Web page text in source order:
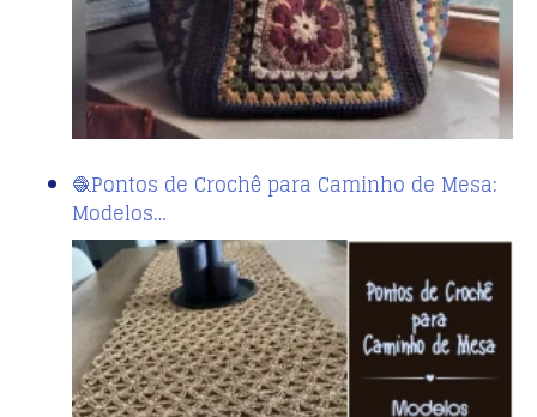
🧶Pontos de Crochê para Caminho de Mesa:
Modelos…